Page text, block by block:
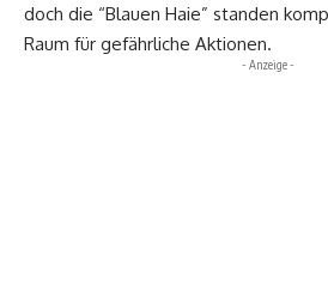
doch die “Blauen Haie” standen
Raum für gefährliche Aktionen.
- Anzeige -